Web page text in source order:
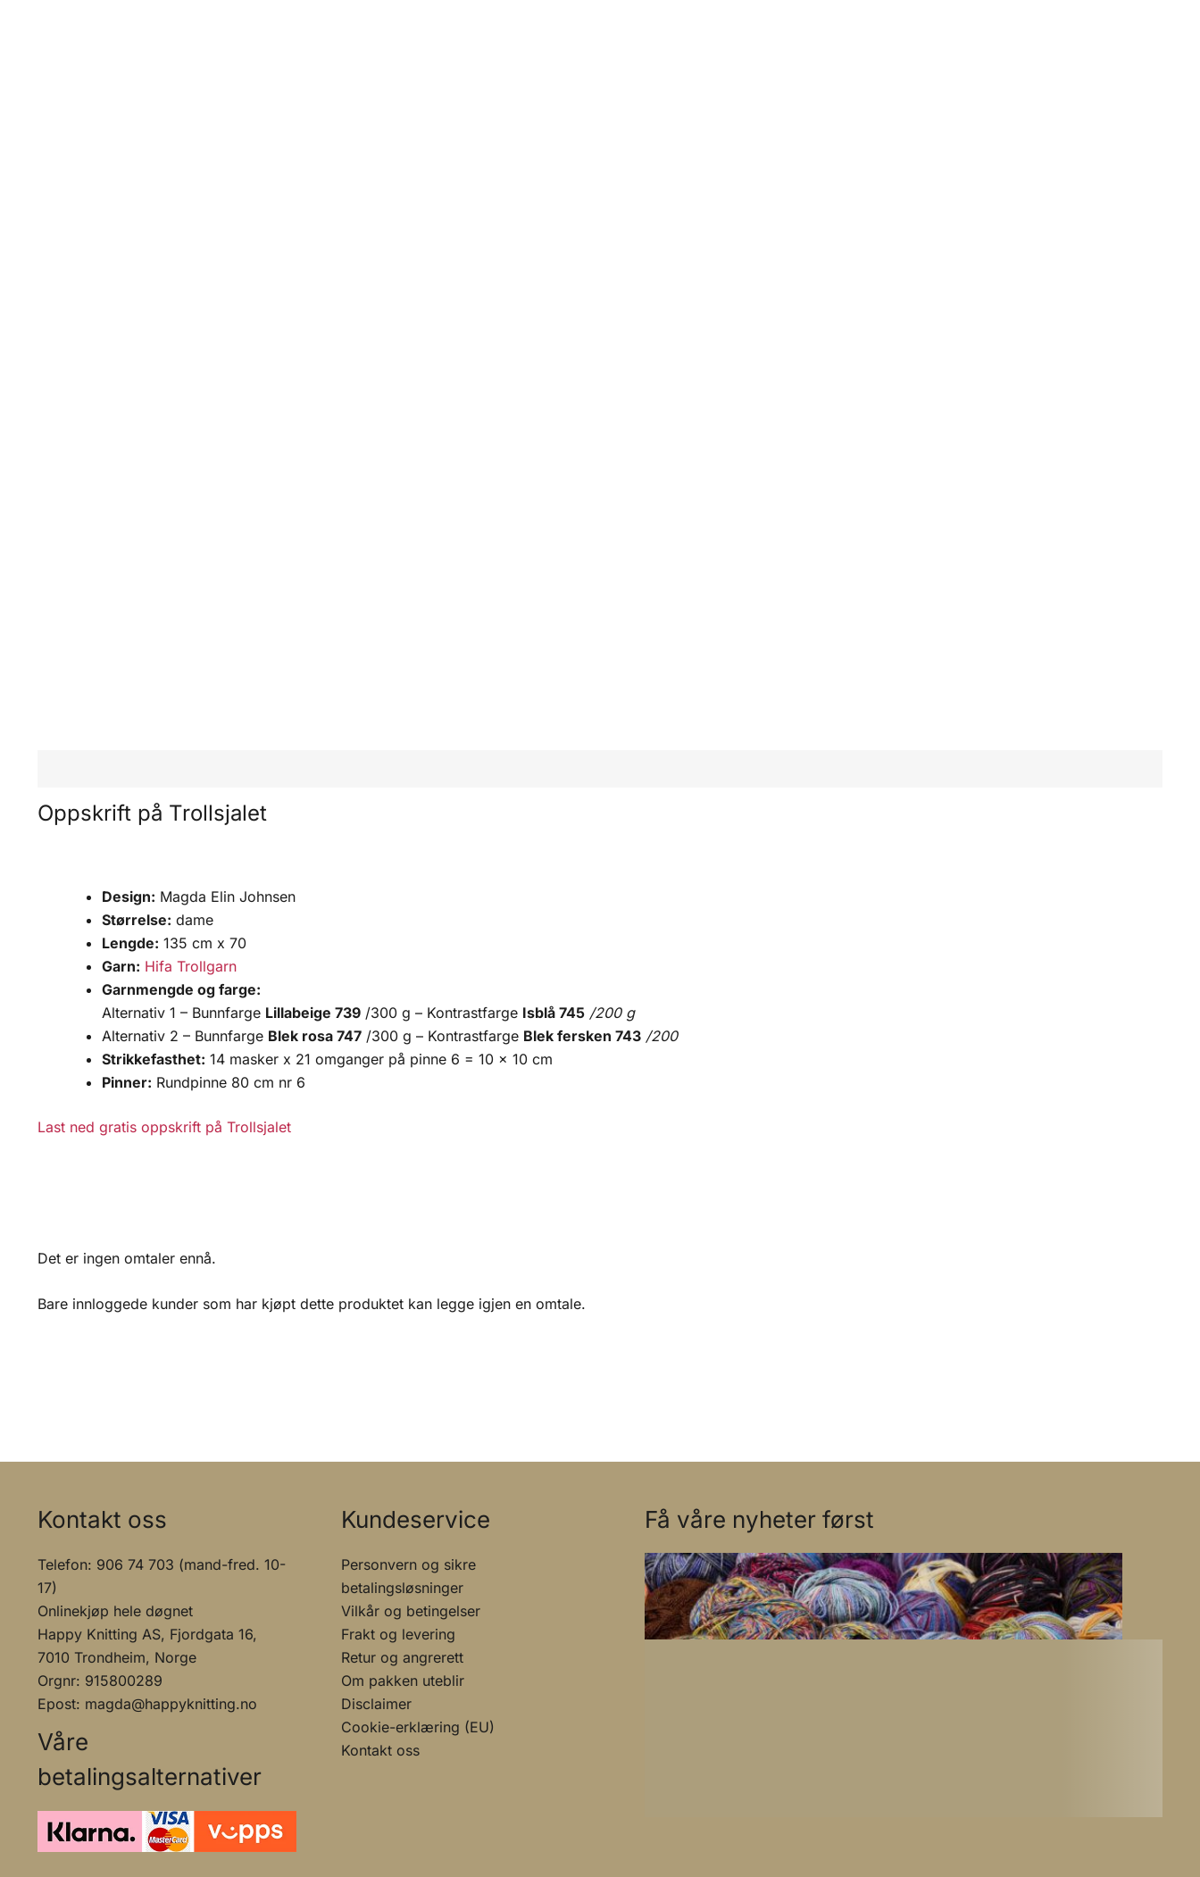
Oppskrift på Trollsjalet
Design: Magda Elin Johnsen
Størrelse: dame
Lengde: 135 cm x 70
Garn: Hifa Trollgarn
Garnmengde og farge:
Alternativ 1 – Bunnfarge Lillabeige 739 /300 g – Kontrastfarge Isblå 745 /200 g
Alternativ 2 – Bunnfarge Blek rosa 747 /300 g – Kontrastfarge Blek fersken 743 /200
Strikkefasthet: 14 masker x 21 omganger på pinne 6 = 10 x 10 cm
Pinner: Rundpinne 80 cm nr 6
Last ned gratis oppskrift på Trollsjalet
Det er ingen omtaler ennå.
Bare innloggede kunder som har kjøpt dette produktet kan legge igjen en omtale.
Kontakt oss
Telefon: 906 74 703 (mand-fred. 10-
17)
Onlinekjøp hele døgnet
Happy Knitting AS, Fjordgata 16,
7010 Trondheim, Norge
Orgnr: 915800289
Epost: magda@happyknitting.no
Våre
betalingsalternativer
Kundeservice
Personvern og sikre
betalingsløsninger
Vilkår og betingelser
Frakt og levering
Retur og angrerett
Om pakken uteblir
Disclaimer
Cookie-erklæring (EU)
Kontakt oss
Få våre nyheter først